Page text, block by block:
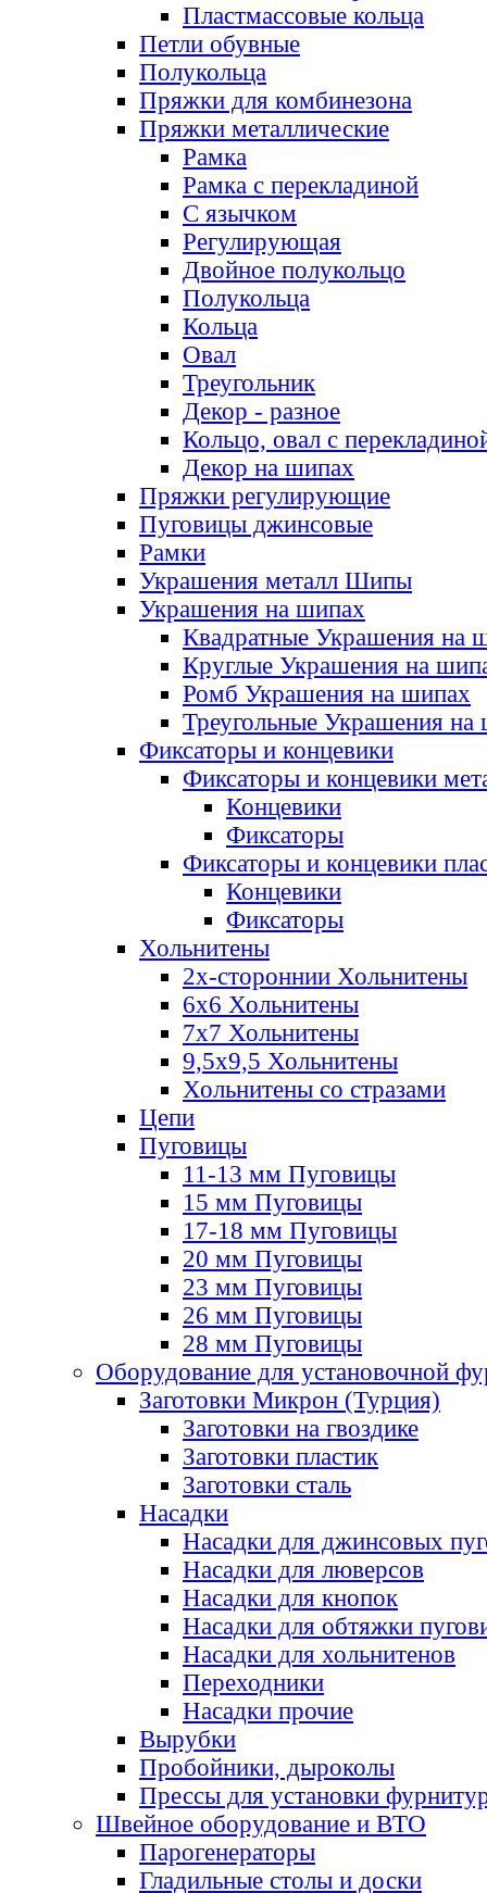
Пластмассовые кольца
Петли обувные
Полукольца
Пряжки для комбинезона
Пряжки металлические
Рамка
Рамка с перекладиной
С язычком
Регулирующая
Двойное полукольцо
Полукольца
Кольца
Овал
Треугольник
Декор - разное
Кольцо, овал с
Декор на шипах
Пряжки регулирующие
Пуговицы джинсовые
Рамки
Украшения металл Шипы
Украшения на шипах
Квадратные Украшения на
Круглые Украшения на
Ромб Украшения на шипах
Треугольные Украшения на
Фиксаторы и концевики
Фиксаторы и концевики
Концевики
Фиксаторы
Фиксаторы и концевики
Концевики
Фиксаторы
Хольнитены
2х-стороннии Хольнитены
6х6 Хольнитены
7х7 Хольнитены
9,5х9,5 Хольнитены
Хольнитены со стразами
Цепи
Пуговицы
11-13 мм Пуговицы
15 мм Пуговицы
17-18 мм Пуговицы
20 мм Пуговицы
23 мм Пуговицы
26 мм Пуговицы
28 мм Пуговицы
Оборудование для установочной
Заготовки Микрон (Турция)
Заготовки на гвоздике
Заготовки пластик
Заготовки сталь
Насадки
Насадки для джинсовых
Насадки для люверсов
Насадки для кнопок
Насадки для обтяжки
Насадки для хольнитенов
Переходники
Насадки прочие
Вырубки
Пробойники, дыроколы
Прессы для установки
Швейное оборудование и ВТО
Парогенераторы
Гладильные столы и доски